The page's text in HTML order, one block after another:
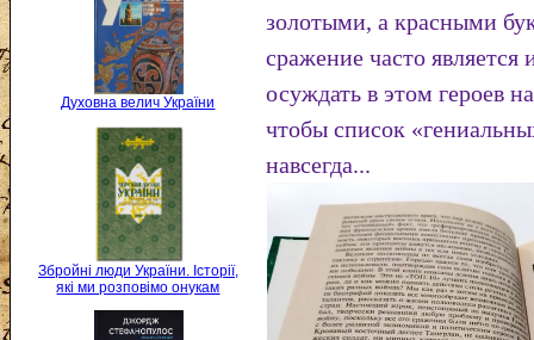
Духовна велич України
Збройні люди України. Історії,
які ми розповімо онукам
золотыми, а красными
сражение часто
осуждать в этом героев
чтобы список
навсегда...